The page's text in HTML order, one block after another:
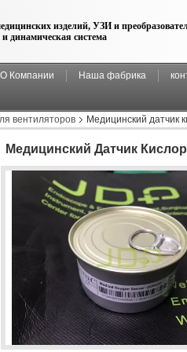
изделий, УЗИ и
и динамическая система
О Компании Наша фабрика
вентиляторов Медицинский датчик
Медицинский Датчик